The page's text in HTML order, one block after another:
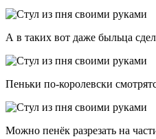
А в таких вот даже быльца
Пеньки по-королевски
Можно пенёк разрезать на